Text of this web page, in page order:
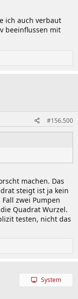
ich auch verbaut
beeinflussen mit
#156.500
machen. Das
steigt ist ja kein
zwei Pumpen
Quadrat Wurzel.
testen, nicht das
System